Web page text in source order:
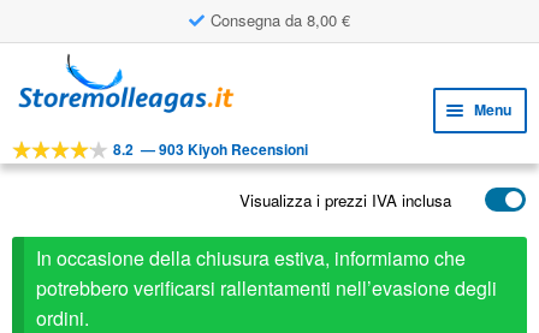
Consegna da 8,00 €
alla
al
Menu
STRUMENTI
il
menu
child
child
APPLICAZIONI
SERVIZIO CLIENTI
8.2 —903 Kiyoh Recensioni
Visualizza i prezzi IVA inclusa
In occasione della chiusura estiva, informiamo che
potrebbero verificarsi rallentamenti nell’evasione degli
ordini.